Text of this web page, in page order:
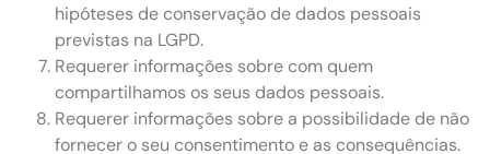
hipóteses de conservação de dados pessoais
previstas na LGPD.
Requerer informações sobre com quem
compartilhamos os seus dados pessoais.
Requerer informações sobre a possibilidade de não
fornecer o seu consentimento e as consequências.